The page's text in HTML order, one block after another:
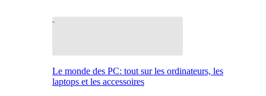
Le monde des PC: tout sur les ordinateurs, les
laptops et les accessoires